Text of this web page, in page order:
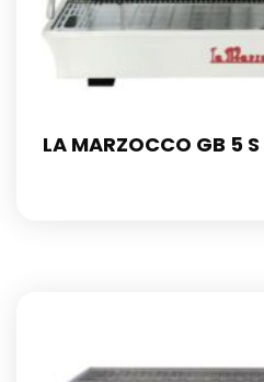
LA MARZOCCO GB